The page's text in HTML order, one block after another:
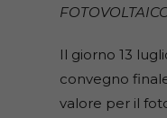
Il giorno 13
convegno
valore per il